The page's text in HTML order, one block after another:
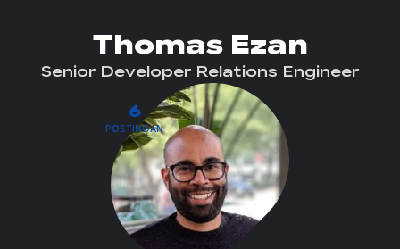
6
POSTINGAN
Thomas Ezan
Senior Developer Relations Engineer